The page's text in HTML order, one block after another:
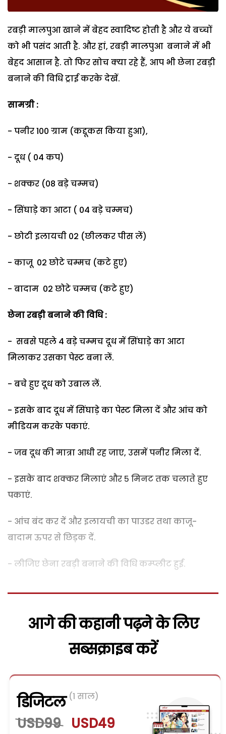
रबड़ी मालपुआ खाने में बेहद स्वादिष्ट होती है और ये बच्‍चों
को भी पसंद आती है. और हां, रबड़ी मालपुआ बनाने में भी
बेहद आसान है. तो फिर सोच क्‍या रहे हैं, आप भी छेना रबड़ी
बनाने की विधि ट्राई करके देखें.
सामग्री :
- पनीर 100 ग्राम (कद्दूकस किया हुआ),
- दूध ( 04 कप)
- शक्कर (08 बड़े चम्मच)
- सिंघाड़े का आटा ( 04 बड़े चम्मच)
- छोटी इलायची 02 (छीलकर पीस लें)
- काजू 02 छोटे चम्मच (कटे हुए)
- बादाम 02 छोटे चम्मच (कटे हुए)
छेना रबड़ी बनाने की विधि :
- सबसे पहले 4 बड़े चम्मच दूध में सिंघाड़े का आटा
मिलाकर उसका पेस्ट बना लें.
- बचे हुए दूध को उबाल लें.
- इसके बाद दूध में सिंघाड़े का पेस्ट मिला दें और आंच को
मीडियम करके पकाएं.
- जब दूध की मात्रा आधी रह जाए, उसमें पनीर मिला दें.
- इसके बाद शक्कर मिलाएं और 5 मिनट तक चलाते हुए
पकाएं.
- आंच बंद कर दें और इलायची का पाउडर तथा काजू-
बादाम ऊपर से छिड़क दें.
- लीजिए छेना रबड़ी बनाने की विधि कम्‍प्‍लीट हुई.
आगे की कहानी पढ़ने के लिए
सब्सक्राइब करें
डिजिटल (1 साल)
USD99 USD49